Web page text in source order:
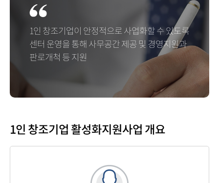
1인 창조기업이 안정적으로 사업화할 수 있도록
센터 운영을 통해 사무공간 제공 및 경영지원과
판로개척 등 지원
1인 창조기업 활성화지원사업 개요